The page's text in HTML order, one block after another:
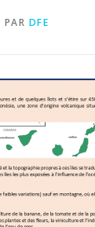
PAR DFE